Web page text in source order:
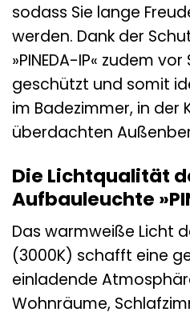
sodass Sie lange
werden. Dank der
»PINEDA-IP« zudem
geschützt und somit
im Badezimmer, in der
überdachten
Die Lichtqualität
Aufbauleuchte
Das warmweiße Licht
(3000K) schafft eine
einladende
Wohnräume,